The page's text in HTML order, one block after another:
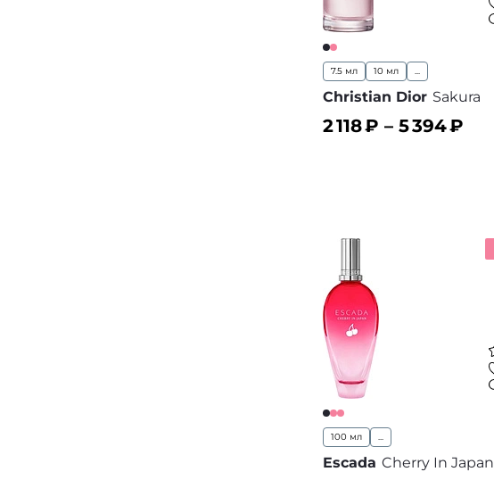
7.5 мл 10 мл ...
Christian Dior Sakura
2 118₽ – 5 394₽
100 мл ...
Escada Cherry In Japan